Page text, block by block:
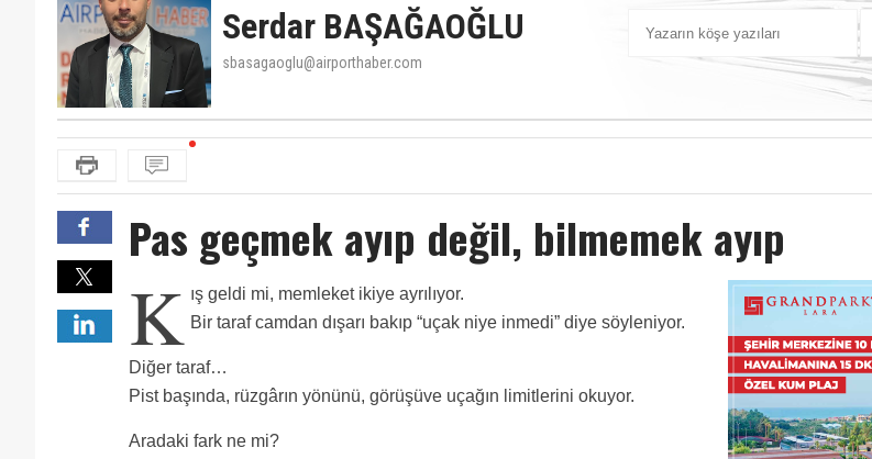
Serdar BAŞAĞAOĞLU
sbasagaoglu@airporthaber.com
Pas geçmek ayıp değil, bilmemek ayıp
K ış geldi mi, memleket ikiye ayrılıyor.
Bir taraf camdan dışarı bakıp “uçak niye inmedi” diye söyleniyor.
Diğer taraf…
Pist başında, rüzgârın yönünü, görüşüve uçağın limitlerini okuyor.
Aradaki fark ne mi?